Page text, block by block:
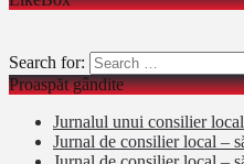
Search for:
Proaspăt gândite
Jurnalul unui consilier
Jurnal de consilier local –